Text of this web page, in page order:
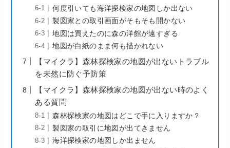
何度引いても海洋探検家の地図しか出ない
製図家との取引画面がそもそも開かない
地図は買えたのに森の洋館が遠すぎる
地図が白紙のまま何も描かれない
【マイクラ】森林探検家の地図が出ないトラブル
を未然に防ぐ予防策
【マイクラ】森林探検家の地図が出ない時のよく
ある質問
森林探検家の地図はどこで手に入りますか？
製図家の取引に地図が出てきません
海洋探検家の地図しか出ません